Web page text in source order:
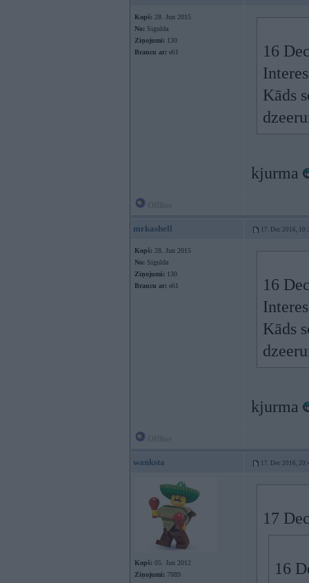
Kopš: 28. Jun 2015
No: Sigulda
Ziņojumi: 130
Braucu ar: e61
16
Kāds
kjurma
mrkashell 17. Dec 2016,
Kopš: 28. Jun 2015
No: Sigulda
Ziņojumi: 130
Braucu ar: e61
16
Kāds
kjurma
wanksta 17. Dec 2016,
Kopš: 05. Jun 2012
Ziņojumi: 7889
17
16